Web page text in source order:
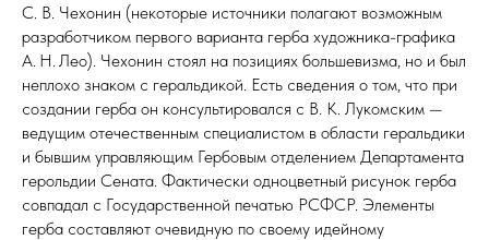
С. В. Чехонин (некоторые источники полагают возможным
разработчиком первого варианта герба художника-графика
А. Н. Лео). Чехонин стоял на позициях большевизма, но и был
неплохо знаком с геральдикой. Есть сведения о том, что при
создании герба он консультировался с В. К. Лукомским —
ведущим отечественным специалистом в области геральдики
и бывшим управляющим Гербовым отделением Департамента
герольдии Сената. Фактически одноцветный рисунок герба
совпадал с Государственной печатью РСФСР. Элементы
герба составляют очевидную по своему идейному